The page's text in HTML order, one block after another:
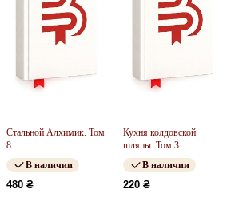
Стальной Алхимик. Том
8
В наличии
480 ₴
Кухня колдовской
шляпы. Том 3
В наличии
220 ₴